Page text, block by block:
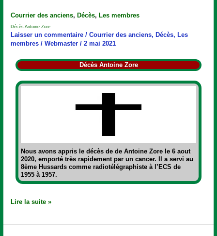
Courrier des anciens, Décès, Les membres
Décès Antoine Zore
Laisser un commentaire /Courrier des anciens, Décès, Les
membres /Webmaster/2 mai 2021
Décès Antoine Zore
Nous avons appris le décès de de Antoine Zore le 6 aout
2020, emporté très rapidement par un cancer. Il a servi au
8ème Hussards comme radiotélégraphiste à l’ECS de
1955 à 1957.
Décès
Antoine
Zore
Lire la suite »